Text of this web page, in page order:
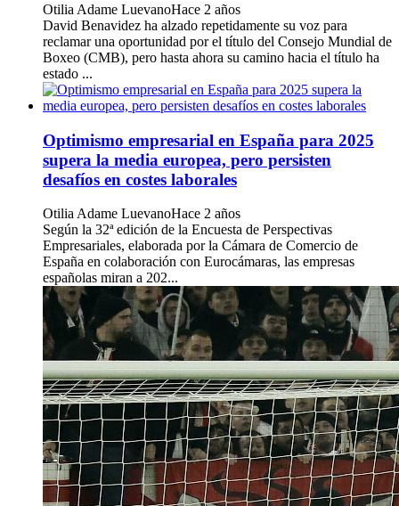
Otilia Adame LuevanoHace 2 años
David Benavidez ha alzado repetidamente su voz para
reclamar una oportunidad por el título del Consejo Mundial de
Boxeo (CMB), pero hasta ahora su camino hacia el título ha
estado ...
Optimismo empresarial en España para 2025
supera la media europea, pero persisten
desafíos en costes laborales
Otilia Adame LuevanoHace 2 años
Según la 32ª edición de la Encuesta de Perspectivas
Empresariales, elaborada por la Cámara de Comercio de
España en colaboración con Eurocámaras, las empresas
españolas miran a 202...